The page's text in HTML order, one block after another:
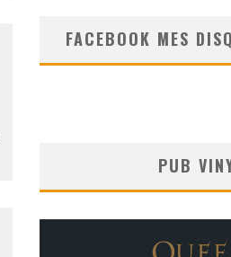
FACEBOOK MES
PUB